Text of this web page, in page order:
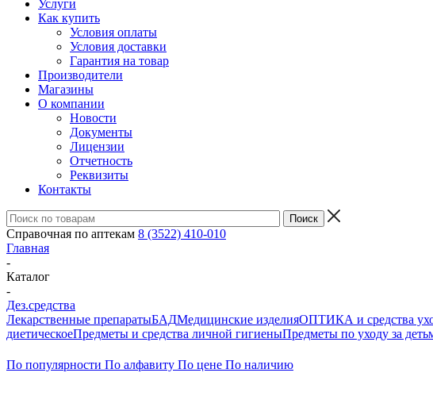
Услуги
Как купить
Условия оплаты
Условия доставки
Гарантия на товар
Производители
Магазины
О компании
Новости
Документы
Лицензии
Отчетность
Реквизиты
Контакты
Справочная по аптекам 8 (3522) 410-010
Главная
-
Каталог
-
Дез.средства
Лекарственные препаратыБАДМедицинские изделияОПТИКА и средства
диетическоеПредметы и средства личной гигиеныПредметы по уходу за
По популярности По алфавиту По цене По наличию